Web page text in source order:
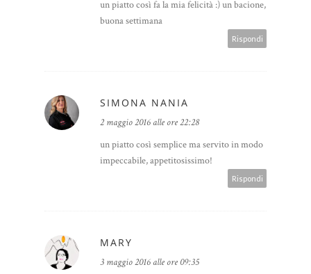
un piatto così fa la mia felicità :) un bacione,
buona settimana
Rispondi
SIMONA NANIA
2 maggio 2016 alle ore 22:28
un piatto così semplice ma servito in modo
impeccabile, appetitosissimo!
Rispondi
MARY
3 maggio 2016 alle ore 09:35